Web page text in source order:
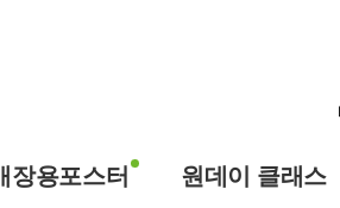
장용포스터 원데이 클래스